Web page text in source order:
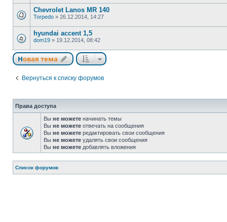
Chevrolet Lanos MR 140
Torpedo » 26.12.2014, 14:27
hyundai accent 1,5
dom19 » 19.12.2014, 08:42
Новая тема
Вернуться к списку форумов
Права доступа
Вы не можете начинать темы
Вы не можете отвечать на сообщения
Вы не можете редактировать свои сообщения
Вы не можете удалять свои сообщения
Вы не можете добавлять вложения
Список форумов